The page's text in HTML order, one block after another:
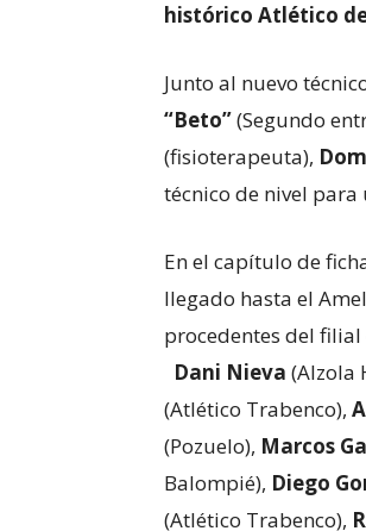
histórico Atlético
Junto al nuevo
“Beto”(Segundo
(fisioterapeuta),
técnico de nivel
En el capítulo de
llegado hasta el
procedentes del
Dani Nieva (Alzola
(Atlético Trabenco),
(Pozuelo), Marcos
Balompié), Diego
(Atlético Trabenco),